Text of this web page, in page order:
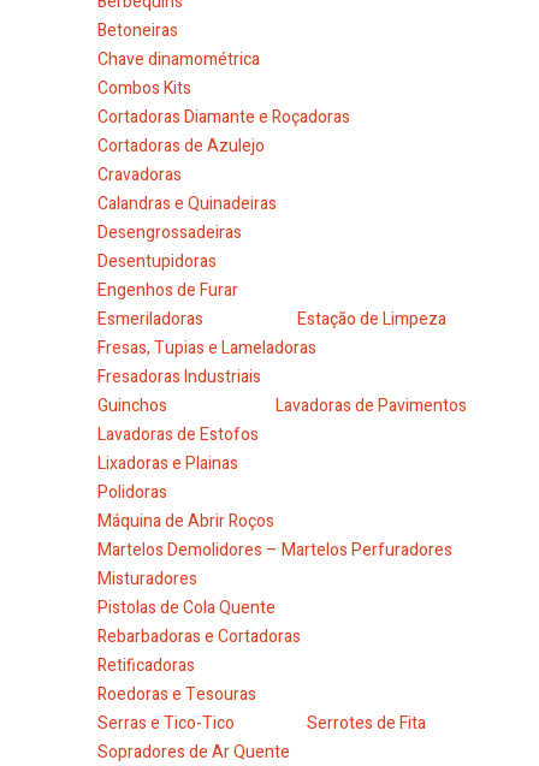
Betoneiras
Chave dinamométrica
Combos Kits
Cortadoras Diamante e Roçadoras
Cortadoras de Azulejo
Cravadoras
Calandras e Quinadeiras
Desengrossadeiras
Desentupidoras
Engenhos de Furar
Esmeriladoras
Estação de Limpeza
Fresas, Tupias e Lameladoras
Fresadoras Industriais
Guinchos
Lavadoras de Pavimentos
Lavadoras de Estofos
Lixadoras e Plainas
Polidoras
Máquina de Abrir Roços
Martelos Demolidores – Martelos Perfuradores
Misturadores
Pistolas de Cola Quente
Rebarbadoras e Cortadoras
Retificadoras
Roedoras e Tesouras
Serras e Tico-Tico
Serrotes de Fita
Sopradores de Ar Quente